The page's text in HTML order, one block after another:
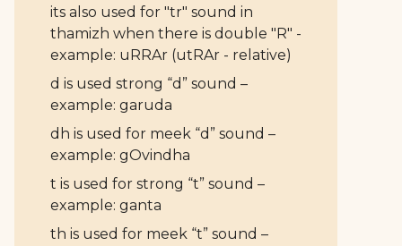
its also used for "tr" sound in
thamizh when there is double "R" -
example: uRRAr (utRAr - relative)
d is used strong “d” sound –
example: garuda
dh is used for meek “d” sound –
example: gOvindha
t is used for strong “t” sound –
example: ganta
th is used for meek “t” sound –